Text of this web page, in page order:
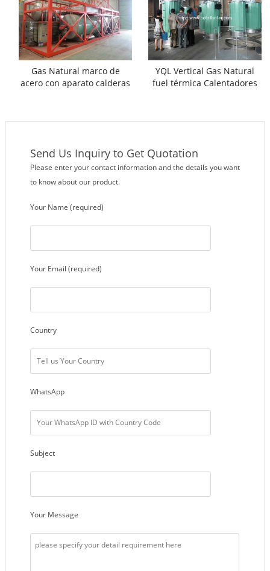
Gas Natural marco de
acero con aparato calderas
YQL Vertical Gas Natural
fuel térmica Calentadores
Send Us Inquiry to Get Quotation
Please enter your contact information and the details you want
to know about our product.
Your Name (required)
Your Email (required)
Country
WhatsApp
Subject
Your Message